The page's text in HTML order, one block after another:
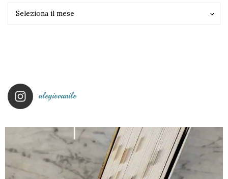
Seleziona il mese
alegiovanile